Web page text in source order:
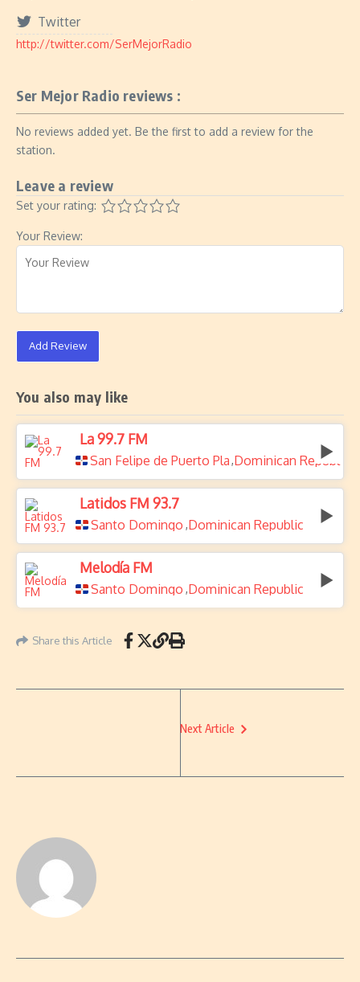
Twitter
http://twitter.com/SerMejorRadio
Ser Mejor Radio reviews :
No reviews added yet. Be the first to add a review for the
station.
Leave a review
Set your rating:
Your Review:
Add Review
You also may like
La 99.7 FM
San Felipe de Puerto Plata
,Dominican Republic
Latidos FM 93.7
Santo Domingo ,Dominican Republic
Melodía FM
Santo Domingo ,Dominican Republic
Share this Article
Next Article